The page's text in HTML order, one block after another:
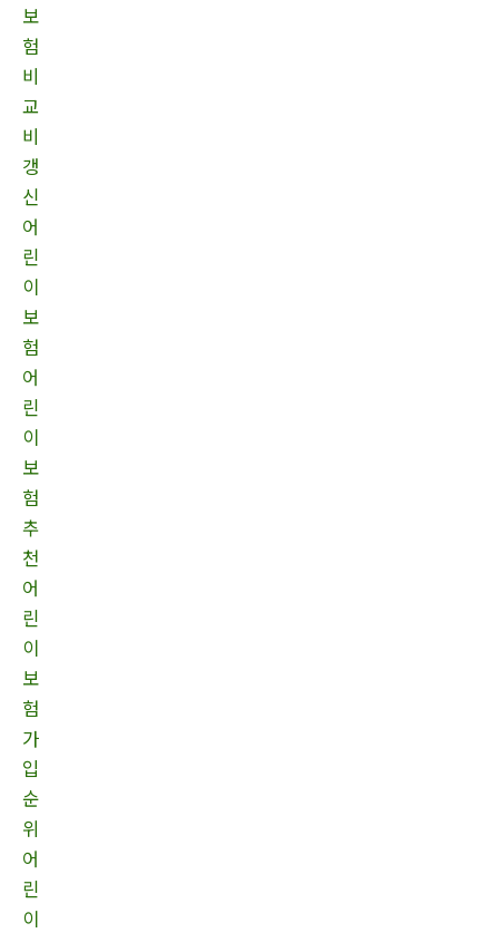
보
험
비
교
비
갱
신
어
린
이
보
험
어
린
이
보
험
추
천
어
린
이
보
험
가
입
순
위
어
린
이